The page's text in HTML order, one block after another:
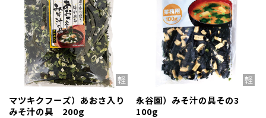
マツキクフーズ）あおさ入り
みそ汁の具 200g
永谷園）みそ汁の具その3
100g